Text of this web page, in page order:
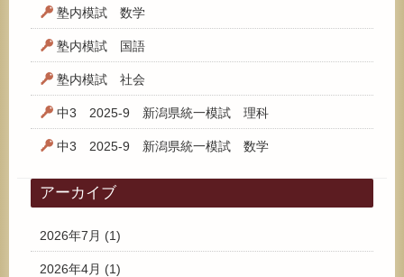
塾内模試 数学
塾内模試 国語
塾内模試 社会
中3 2025-9 新潟県統一模試 理科
中3 2025-9 新潟県統一模試 数学
アーカイブ
2026年7月 (1)
2026年4月 (1)